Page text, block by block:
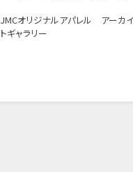
JMCオリジナルアパレル アーカ
トギャラリー